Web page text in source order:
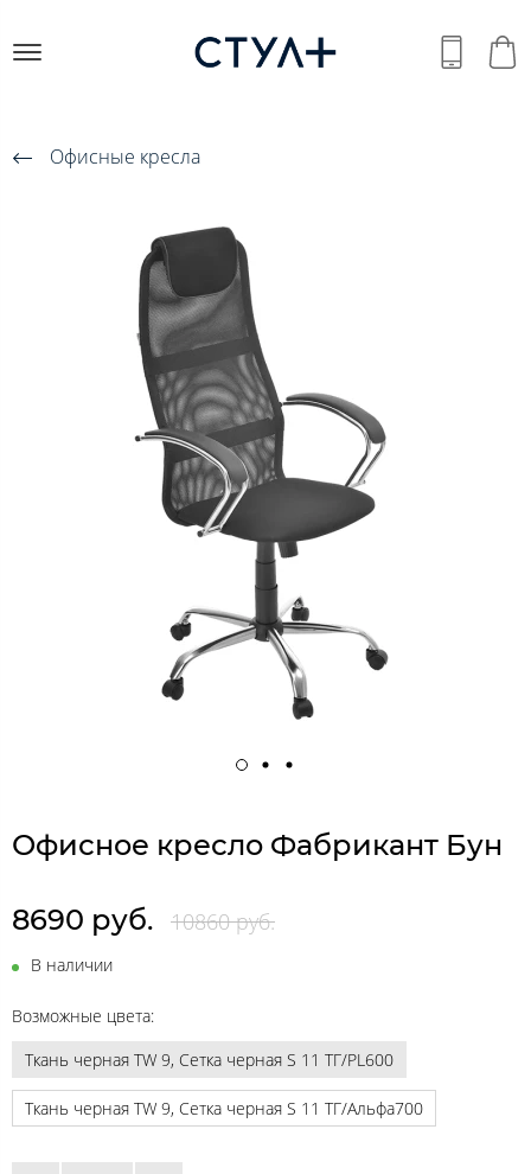
Офисные кресла
Офисное кресло Фабрикант Бун
8690 руб. 10860 руб.
В наличии
Возможные цвета:
Ткань черная TW 9, Сетка черная S 11 ТГ/PL600
Ткань черная TW 9, Сетка черная S 11 ТГ/Альфа700